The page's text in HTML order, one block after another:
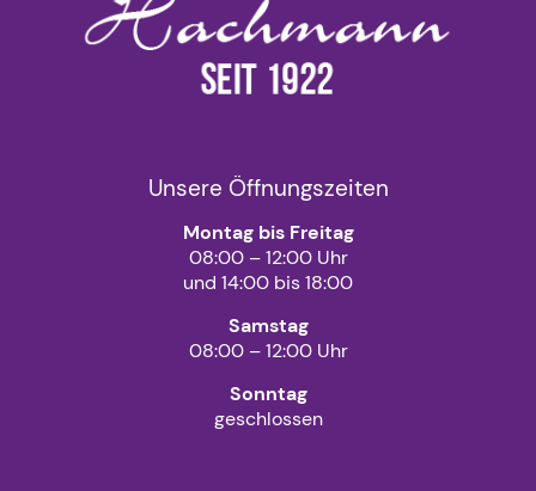
Unsere Öffnungszeiten
Montag bis Freitag
08:00 – 12:00 Uhr
und 14:00 bis 18:00
Samstag
08:00 – 12:00 Uhr
Sonntag
geschlossen